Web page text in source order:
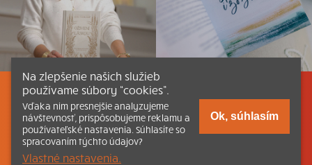
Listovať Obsah Dokumenty a články
Kontakt Tlačená verzia Katechizmu
© 2026 katechizmus.sk |
Na zlepšenie našich služieb
používame súbory “cookies”.
Vďaka nim presnejšie analyzujeme
návštevnosť, prispôsobujeme reklamu a
používateľské nastavenia. Súhlasíte so
spracovaním týchto údajov?
Vlastné nastavenia.
Ok, súhlasím